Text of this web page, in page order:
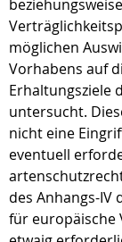
möglichen
Vorhabens auf
Erhaltungsziele
untersucht.
nicht eine
eventuell
des Anhangs-IV
für europäische